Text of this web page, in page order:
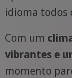
idioma todos
Com um
vibrantes e
momento